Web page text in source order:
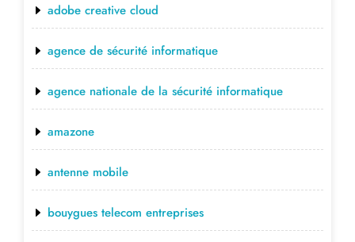
adobe creative cloud
agence de sécurité informatique
agence nationale de la sécurité informatique
amazone
antenne mobile
bouygues telecom entreprises